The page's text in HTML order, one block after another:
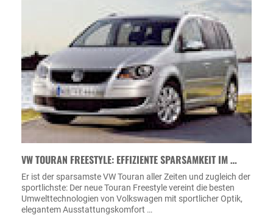
VW TOURAN FREESTYLE: EFFIZIENTE SPARSAMKEIT IM …
Er ist der sparsamste VW Touran aller Zeiten und zugleich der
sportlichste: Der neue Touran Freestyle vereint die besten
Umwelttechnologien von Volkswagen mit sportlicher Optik,
elegantem Ausstattungskomfort …